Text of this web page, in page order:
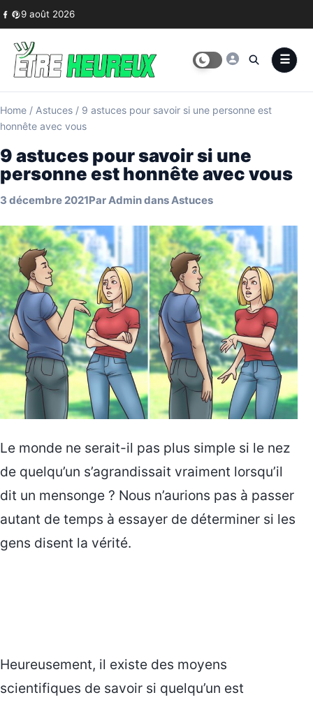
Skip to content
9 août 2026
Home / Astuces / 9 astuces pour savoir si une personne est
honnête avec vous
9 astuces pour savoir si une
personne est honnête avec vous
3 décembre 2021ParAdmindansAstuces
Le monde ne serait-il pas plus simple si le nez
de quelqu’un s’agrandissait vraiment lorsqu’il
dit un mensonge ? Nous n’aurions pas à passer
autant de temps à essayer de déterminer si les
gens disent la vérité.
Heureusement, il existe des moyens
scientifiques de savoir si quelqu’un est